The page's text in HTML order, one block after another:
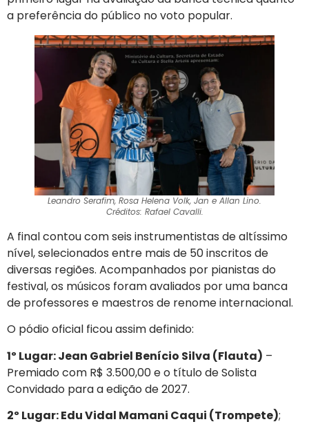
a preferência do público no voto popular.
Leandro Serafim, Rosa Helena Volk, Jan e Allan Lino.
Créditos: Rafael Cavalli.
A final contou com seis instrumentistas de altíssimo
nível, selecionados entre mais de 50 inscritos de
diversas regiões. Acompanhados por pianistas do
festival, os músicos foram avaliados por uma banca
de professores e maestros de renome internacional.
O pódio oficial ficou assim definido:
1º Lugar: Jean Gabriel Benício Silva (Flauta) –
Premiado com R$ 3.500,00 e o título de Solista
Convidado para a edição de 2027.
2º Lugar: Edu Vidal Mamani Caqui (Trompete);